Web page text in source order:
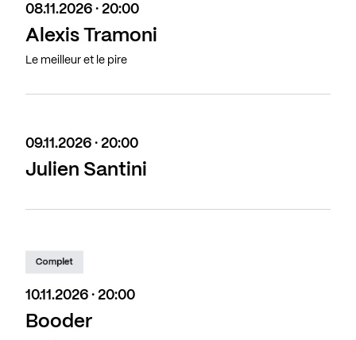
08.11.2026 · 20:00
Alexis Tramoni
Le meilleur et le pire
09.11.2026 · 20:00
Julien Santini
Complet
10.11.2026 · 20:00
Booder